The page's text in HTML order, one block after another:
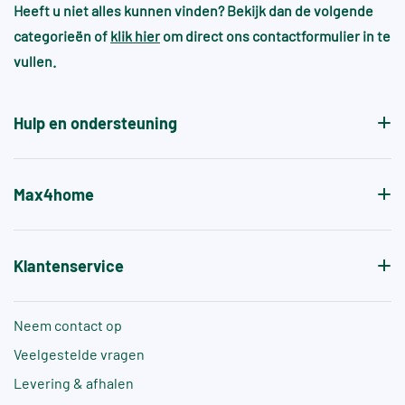
wel en heeft dit juist de sfeer en gewenste
patroon.
omgevingen
Voor zwembaden en wellnessruimtes gelden vaak
aanvullende normen, zoals +A of +B, die specifiek
Heeft u niet alles kunnen vinden? Bekijk dan de volgende
categorieën of klik hier om direct ons contactformulier in te
vullen.
Hulp en ondersteuning
Max4home
Klantenservice
Neem contact op
Veelgestelde vragen
Levering & afhalen